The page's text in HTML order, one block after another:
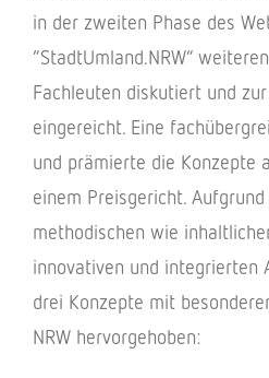
in der zwei­ten Phase des
“StadtUmland.NRW”
Fach­leu­ten disku­tiert und
einge­reicht. Eine
und prämierte die Konzepte
einem Preis­ge­richt.
metho­di­schen wie
inno­va­ti­ven und inte­grier­ten
drei Konzepte mit
NRW hervorgehoben: